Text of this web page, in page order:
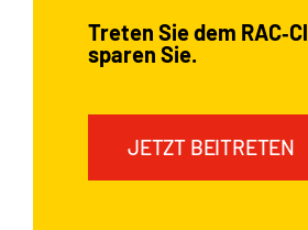
Treten Sie dem
sparen Sie.
JETZT BEITRETEN